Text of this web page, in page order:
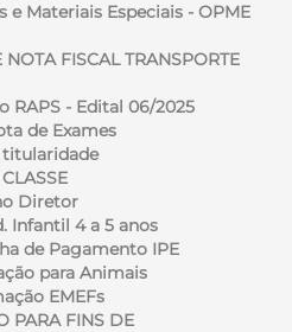
e Materiais Especiais - OPME
FISCAL TRANSPORTE
RAPS - Edital 06/2025
de Exames
titularidade
Diretor
Infantil 4 a 5 anos
de Pagamento IPE
para Animais
EMEFs
PARA FINS DE